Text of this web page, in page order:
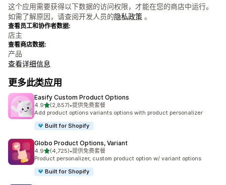
这个应用需要获得以下数据的访问权限，才能在您的商店中运行。
如需了解原因，请查阅开发人员的隐私政策 。
查看员工和协作者数据:
店主
查看商店数据:
产品
查看详细信息
更多此类应用
Easify Custom Product Options
4.9星（满分 5 星）
(2,857)
总共 2857 条评论
•提供免费套餐
Add product options variants options with product personalizer
Built for Shopify
Globo Product Options, Variant
4.9星（满分 5 星）
(4,725)
总共 4725 条评论
•提供免费套餐
Product personalizer, custom product option w/ variant options
Built for Shopify